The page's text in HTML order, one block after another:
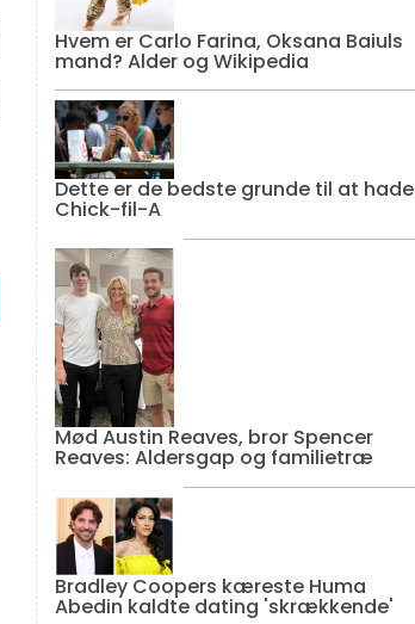
Hvem er Carlo Farina, Oksana Baiuls
mand? Alder og Wikipedia
Dette er de bedste grunde til at hade
Chick-fil-A
Mød Austin Reaves, bror Spencer
Reaves: Aldersgap og familietræ
Bradley Coopers kæreste Huma
Abedin kaldte dating 'skrækkende'